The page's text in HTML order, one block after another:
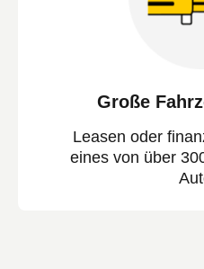
Große
Leasen oder
eines von über